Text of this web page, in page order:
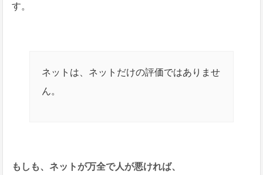
す。
ネットは、ネットだけの評価ではありませ
ん。
もしも、ネットが万全で人が悪ければ、